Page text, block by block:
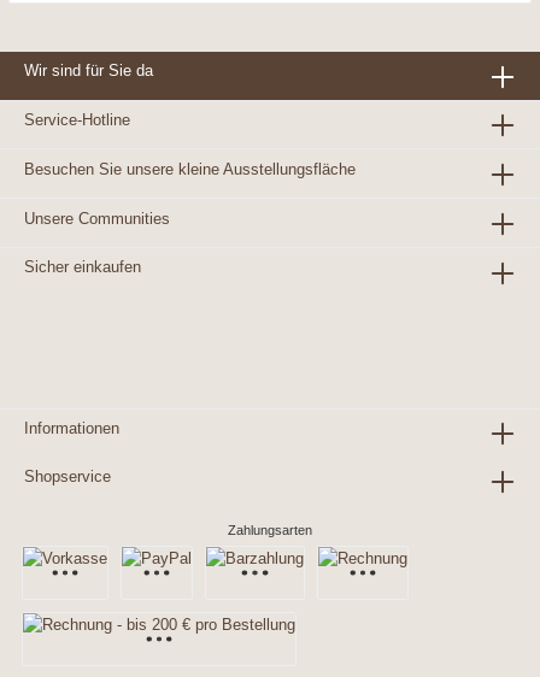
Wir sind für Sie da
Service-Hotline
Besuchen Sie unsere kleine Ausstellungsfläche
Unsere Communities
Sicher einkaufen
Informationen
Shopservice
Zahlungsarten